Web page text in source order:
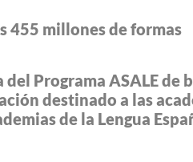
455 millones de formas
Programa ASALE de
destinado a las
de la Lengua